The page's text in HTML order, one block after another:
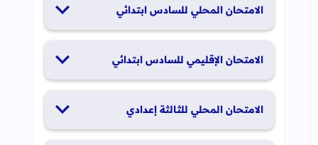
الامتحان المحلي للسادس ابتدائي
الامتحان الإقليمي للسادس ابتدائي
الامتحان المحلي للثالثة إعدادي